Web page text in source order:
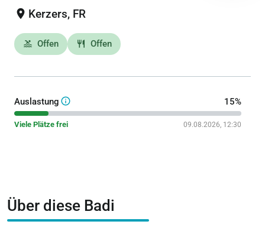
location_on Kerzers, FR
pool Offen restaurant Offen
Auslastung info_outline 15%
Viele Plätze frei 09.08.2026, 12:30
Über diese Badi